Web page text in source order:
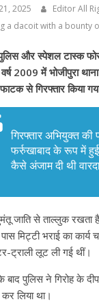
2025 Editor All
a dacoit with a bounty
और स्पेशल टास्क
2009 में भोजीपुरा
से गिरफ्तार किया
गिरफ्तार अभियुक्त की
फर्रुखाबाद के रूप में
कैसे अंजाम दी थी
जाति से ताल्लुक रखता
मिट्टी भराई का
ट्राली लूट ली गई थीं।
बाद पुलिस ने गिरोह के
कर लिया था।